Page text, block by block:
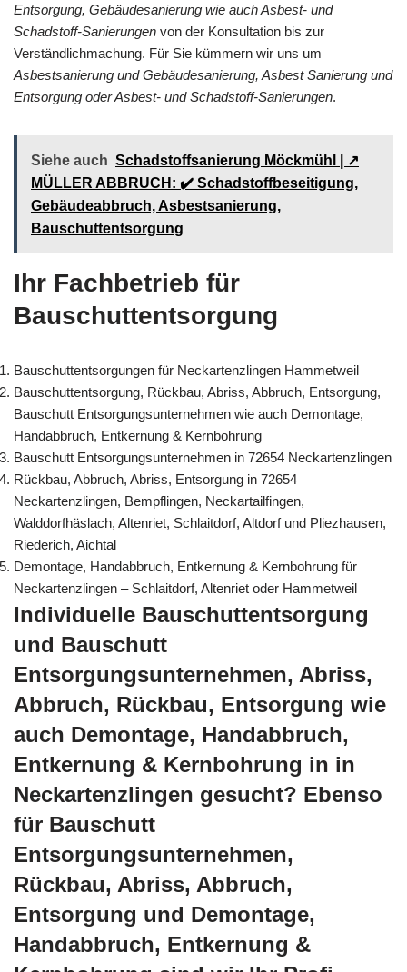
Entsorgung, Gebäudesanierung wie auch Asbest- und
Schadstoff-Sanierungen von der Konsultation bis zur
Verständlichmachung. Für Sie kümmern wir uns um
Asbestsanierung und Gebäudesanierung, Asbest Sanierung und
Entsorgung oder Asbest- und Schadstoff-Sanierungen.
Siehe auch Schadstoffsanierung Möckmühl | ↗️
MÜLLER ABBRUCH: ✔️ Schadstoffbeseitigung,
Gebäudeabbruch, Asbestsanierung,
Bauschuttentsorgung
Ihr Fachbetrieb für
Bauschuttentsorgung
Bauschuttentsorgungen für Neckartenzlingen Hammetweil
Bauschuttentsorgung, Rückbau, Abriss, Abbruch, Entsorgung,
Bauschutt Entsorgungsunternehmen wie auch Demontage,
Handabbruch, Entkernung & Kernbohrung
Bauschutt Entsorgungsunternehmen in 72654 Neckartenzlingen
Rückbau, Abbruch, Abriss, Entsorgung in 72654
Neckartenzlingen, Bempflingen, Neckartailfingen,
Walddorfhäslach, Altenriet, Schlaitdorf, Altdorf und Pliezhausen,
Riederich, Aichtal
Demontage, Handabbruch, Entkernung & Kernbohrung für
Neckartenzlingen – Schlaitdorf, Altenriet oder Hammetweil
Individuelle Bauschuttentsorgung
und Bauschutt
Entsorgungsunternehmen, Abriss,
Abbruch, Rückbau, Entsorgung wie
auch Demontage, Handabbruch,
Entkernung & Kernbohrung in in
Neckartenzlingen gesucht? Ebenso
für Bauschutt
Entsorgungsunternehmen,
Rückbau, Abriss, Abbruch,
Entsorgung und Demontage,
Handabbruch, Entkernung &